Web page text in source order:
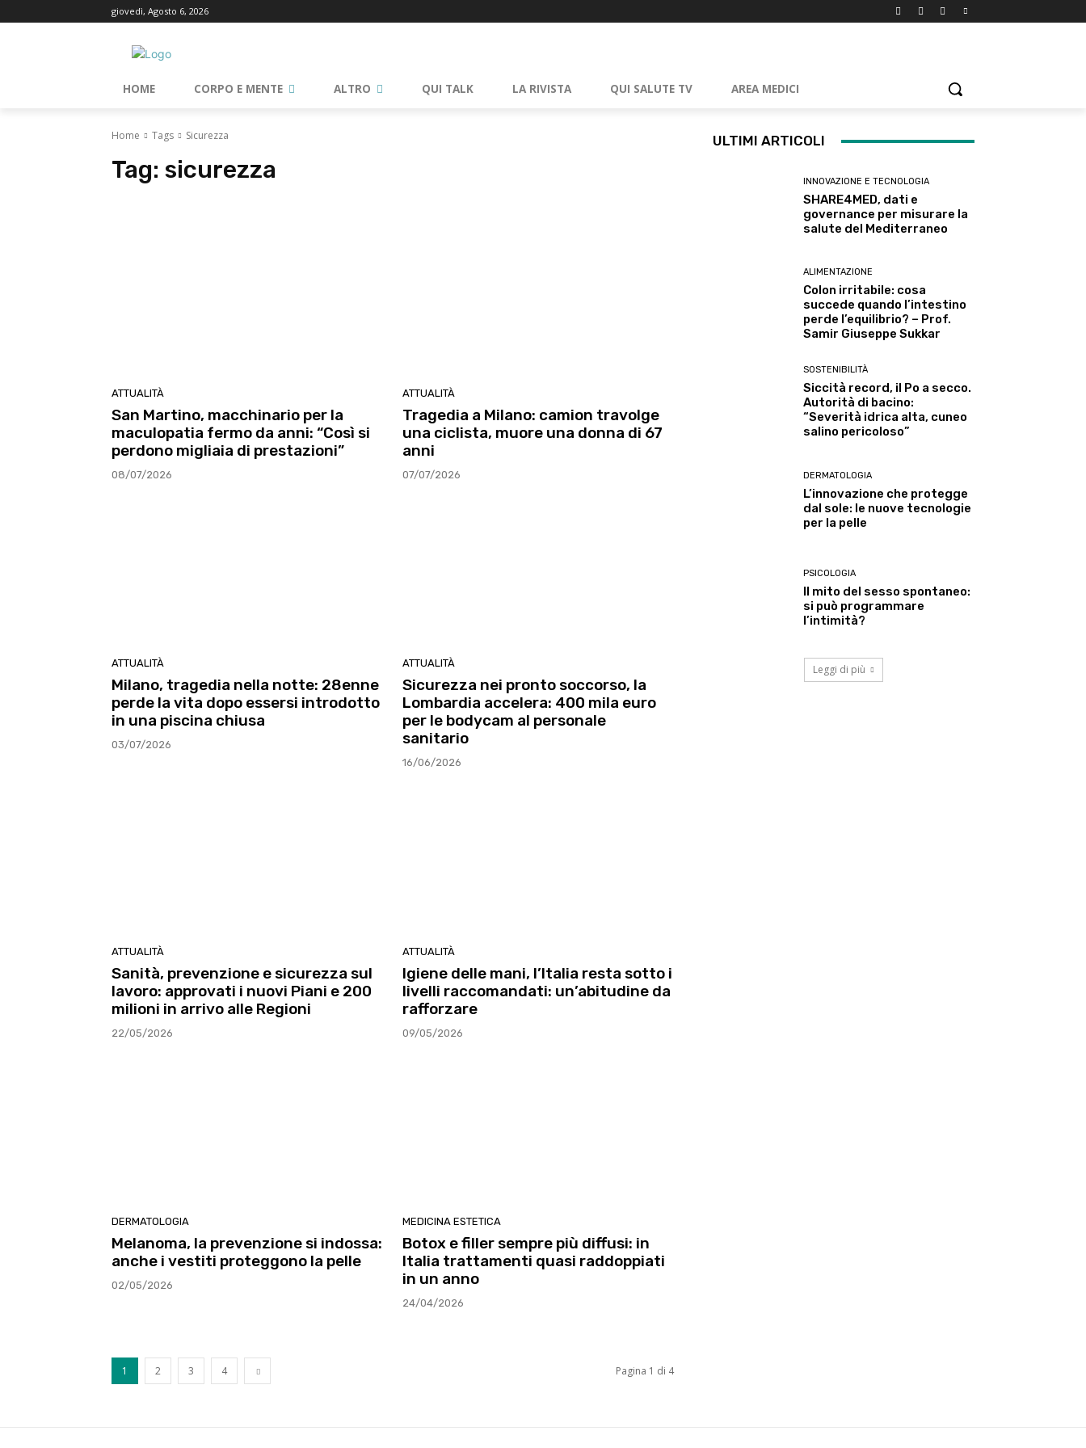
giovedì, Agosto 6, 2026
HOME CORPO E MENTE ALTRO QUI TALK LA RIVISTA QUI SALUTE TV AREA MEDICI
Home Tags Sicurezza
Tag: sicurezza
ATTUALITÀ
San Martino, macchinario per la
maculopatia fermo da anni: “Così si
perdono migliaia di prestazioni”
08/07/2026
ATTUALITÀ
Tragedia a Milano: camion travolge
una ciclista, muore una donna di 67
anni
07/07/2026
ATTUALITÀ
Milano, tragedia nella notte: 28enne
perde la vita dopo essersi introdotto
in una piscina chiusa
03/07/2026
ATTUALITÀ
Sicurezza nei pronto soccorso, la
Lombardia accelera: 400 mila euro
per le bodycam al personale
sanitario
16/06/2026
ATTUALITÀ
Sanità, prevenzione e sicurezza sul
lavoro: approvati i nuovi Piani e 200
milioni in arrivo alle Regioni
22/05/2026
ATTUALITÀ
Igiene delle mani, l’Italia resta sotto i
livelli raccomandati: un’abitudine da
rafforzare
09/05/2026
DERMATOLOGIA
Melanoma, la prevenzione si indossa:
anche i vestiti proteggono la pelle
02/05/2026
MEDICINA ESTETICA
Botox e filler sempre più diffusi: in
Italia trattamenti quasi raddoppiati
in un anno
24/04/2026
1 2 3 4 Pagina 1 di 4
ULTIMI ARTICOLI
INNOVAZIONE E TECNOLOGIA
SHARE4MED, dati e
governance per misurare la
salute del Mediterraneo
ALIMENTAZIONE
Colon irritabile: cosa
succede quando l’intestino
perde l’equilibrio? – Prof.
Samir Giuseppe Sukkar
SOSTENIBILITÀ
Siccità record, il Po a secco.
Autorità di bacino:
“Severità idrica alta, cuneo
salino pericoloso”
DERMATOLOGIA
L’innovazione che protegge
dal sole: le nuove tecnologie
per la pelle
PSICOLOGIA
Il mito del sesso spontaneo:
si può programmare
l’intimità?
Leggi di più